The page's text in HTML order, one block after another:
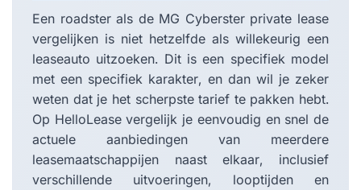
Een roadster als de MG Cyberster private lease
vergelijken is niet hetzelfde als willekeurig een
leaseauto uitzoeken. Dit is een specifiek model
met een specifiek karakter, en dan wil je zeker
weten dat je het scherpste tarief te pakken hebt.
Op HelloLease vergelijk je eenvoudig en snel de
actuele aanbiedingen van meerdere
leasemaatschappijen naast elkaar, inclusief
verschillende uitvoeringen, looptijden en